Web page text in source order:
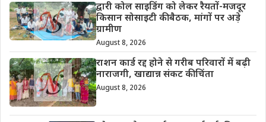
द्वारी कोल साइडिंग को लेकर रैयतों-मजदूर
किसान सोसाइटी की बैठक, मांगों पर अड़े
ग्रामीण
August 8, 2026
राशन कार्ड रद्द होने से गरीब परिवारों में बढ़ी
नाराजगी, खाद्यान्न संकट की चिंता
August 8, 2026